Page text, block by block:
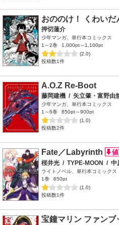
おののけ！ くわいだ
押切蓮介
少年マンガ、単行本コミックス
1～2巻
1,000pt～1,100pt
(2.0)
投稿数1件
A.O.Z Re-Boot
藤岡建機 / 矢立肇・富野由
少年マンガ、単行本コミックス
1～6巻
850pt～900pt
(1.0)
投稿数2件
Fate／Labyrinth
桜井光 / TYPE-MOON / 中
ライトノベル、単行本コミックス
1巻
650pt
(1.0)
投稿数1件
宝鐘マリン ファン